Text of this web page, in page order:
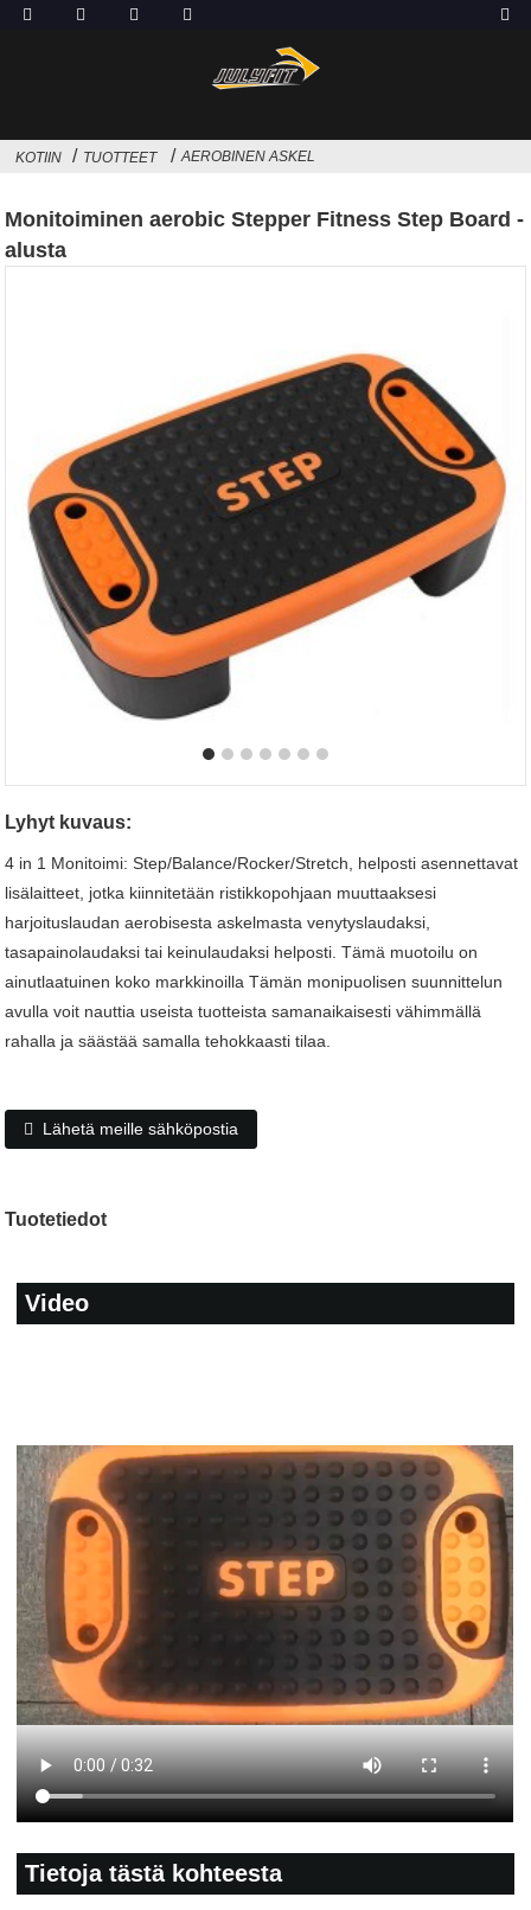
KOTIIN TUOTTEET AEROBINEN ASKEL
Monitoiminen aerobic Stepper Fitness Step Board -
alusta
Lyhyt kuvaus:
4 in 1 Monitoimi: Step/Balance/Rocker/Stretch, helposti asennettavat
lisälaitteet, jotka kiinnitetään ristikkopohjaan muuttaaksesi
harjoituslaudan aerobisesta askelmasta venytyslaudaksi,
tasapainolaudaksi tai keinulaudaksi helposti. Tämä muotoilu on
ainutlaatuinen koko markkinoilla Tämän monipuolisen suunnittelun
avulla voit nauttia useista tuotteista samanaikaisesti vähimmällä
rahalla ja säästää samalla tehokkaasti tilaa.
Lähetä meille sähköpostia
Tuotetiedot
Video
Tietoja tästä kohteesta